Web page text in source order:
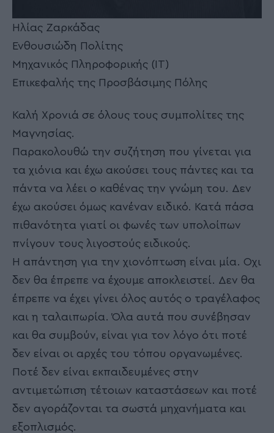
Ηλίας Ζαρκάδας
Ενθουσιώδη Πολίτης
Μηχανικός Πληροφορικής (ΙΤ)
Επικεφαλής της Προσβάσιμης Πόλης
Καλή Χρονιά σε όλους τους συμπολίτες της
Μαγνησίας.
Παρακολουθώ την συζήτηση που γίνεται για
τα χιόνια και έχω ακούσει τους πάντες και τα
πάντα να λέει ο καθένας την γνώμη του. Δεν
έχω ακούσει όμως κανέναν ειδικό. Κατά πάσα
πιθανότητα γιατί οι φωνές των υπολοίπων
πνίγουν τους λιγοστούς ειδικούς.
Η απάντηση για την χιονόπτωση είναι μία. Οχι
δεν θα έπρεπε να έχουμε αποκλειστεί. Δεν θα
έπρεπε να έχει γίνει όλος αυτός ο τραγέλαφος
και η ταλαιπωρία. Όλα αυτά που συνέβησαν
και θα συμβούν, είναι για τον λόγο ότι ποτέ
δεν είναι οι αρχές του τόπου οργανωμένες.
Ποτέ δεν είναι εκπαιδευμένες στην
αντιμετώπιση τέτοιων καταστάσεων και ποτέ
δεν αγοράζονται τα σωστά μηχανήματα και
εξοπλισμός.